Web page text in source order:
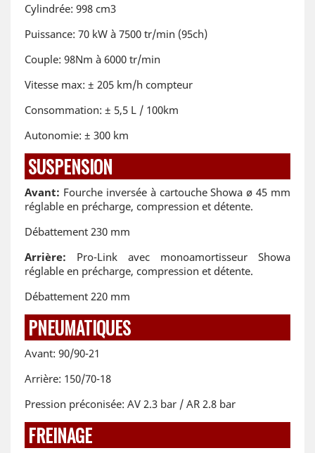
Cylindrée: 998 cm3
Puissance: 70 kW à 7500 tr/min (95ch)
Couple: 98Nm à 6000 tr/min
Vitesse max: ± 205 km/h compteur
Consommation: ± 5,5 L / 100km
Autonomie: ± 300 km
SUSPENSION
Avant: Fourche inversée à cartouche Showa ø 45 mm
réglable en précharge, compression et détente.
Débattement 230 mm
Arrière: Pro-Link avec monoamortisseur Showa
réglable en précharge, compression et détente.
Débattement 220 mm
PNEUMATIQUES
Avant: 90/90-21
Arrière: 150/70-18
Pression préconisée: AV 2.3 bar / AR 2.8 bar
FREINAGE